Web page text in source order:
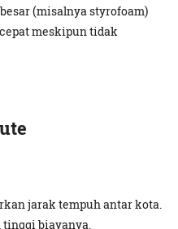
(misalnya styrofoam)
meskipun tidak
jarak tempuh antar kota.
biayanya.